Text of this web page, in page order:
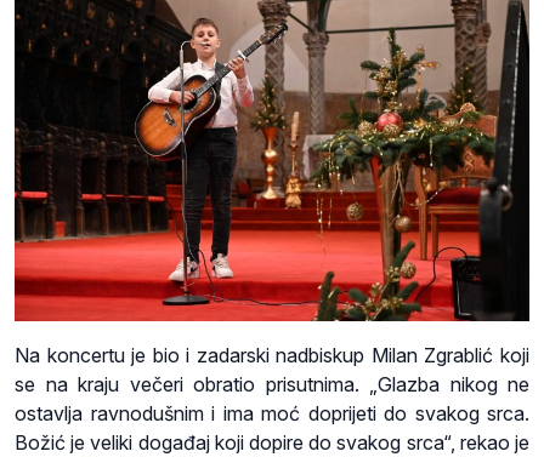
Na koncertu je bio i zadarski nadbiskup Milan Zgrablić koji
se na kraju večeri obratio prisutnima. „Glazba nikog ne
ostavlja ravnodušnim i ima moć doprijeti do svakog srca.
Božić je veliki događaj koji dopire do svakog srca“, rekao je